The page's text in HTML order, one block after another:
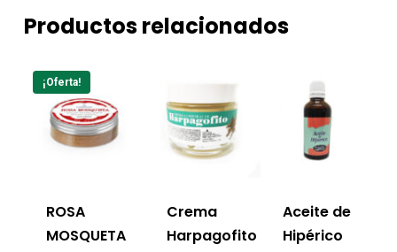
Productos relacionados
¡Oferta!
ROSA
MOSQUETA
Crema
Harpagofito
Aceite de
Hipérico